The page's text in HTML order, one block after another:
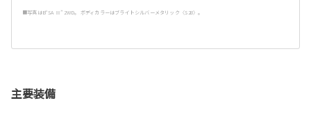
■写真はB“SA Ⅲ” 2WD。 ボディカラーはブライトシルバーメタリック〈S28〉。
主要装備